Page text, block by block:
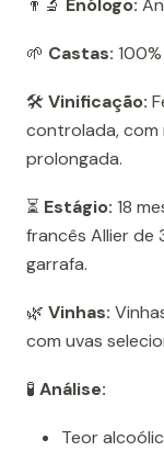
👨‍🔬 Enólogo:
🌱 Castas:
🛠️ Vinificação:
controlada, com
prolongada.
⏳ Estágio: 18
francês Allier de
garrafa.
🌿 Vinhas:
com uvas
🧪 Análise:
Teor